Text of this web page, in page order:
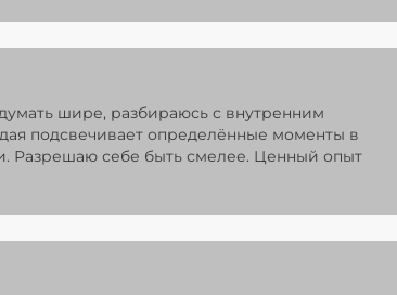
шире, разбираюсь с внутренним
подсвечивает определённые моменты в
Разрешаю себе быть смелее. Ценный опыт